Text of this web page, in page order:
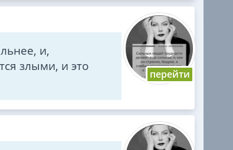
и,
злыми, и это